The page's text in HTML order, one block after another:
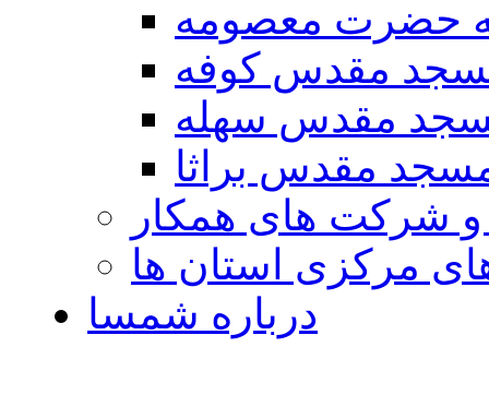
حضرت معصومه
مقدس كوفه
مقدس سهله
مقدس براثا
و شرکت های همکار
مرکزی استان ها
درباره شمسا